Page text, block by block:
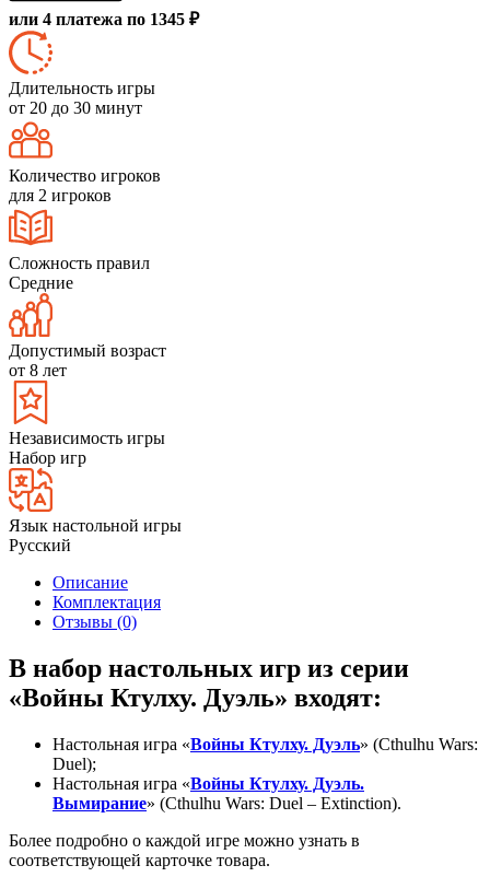
или 4 платежа по 1345 ₽
Длительность игры
от 20 до 30 минут
Количество игроков
для 2 игроков
Сложность правил
Средние
Допустимый возраст
от 8 лет
Независимость игры
Набор игр
Язык настольной игры
Русский
Описание
Комплектация
Отзывы (0)
В набор настольных игр из серии
«Войны Ктулху. Дуэль» входят:
Настольная игра «Войны Ктулху. Дуэль» (Cthulhu Wars:
Duel);
Настольная игра «Войны Ктулху. Дуэль.
Вымирание» (Cthulhu Wars: Duel – Extinction).
Более подробно о каждой игре можно узнать в
соответствующей карточке товара.